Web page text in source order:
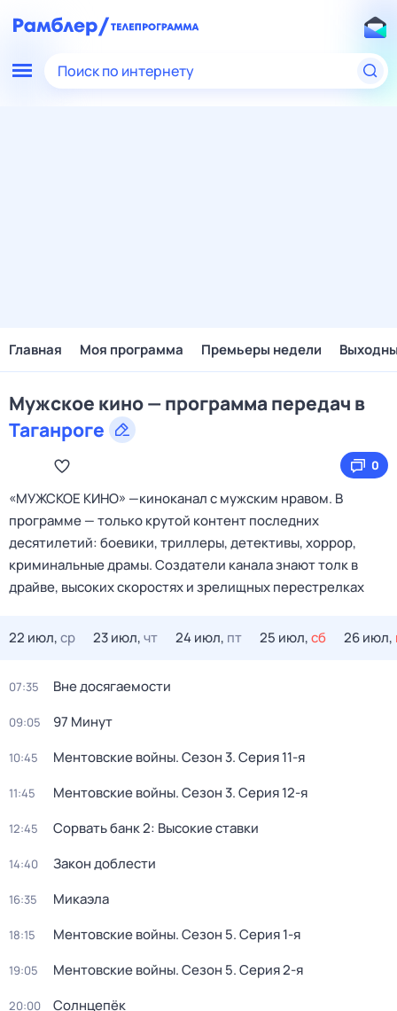
Поиск по интернету
Главная Моя программа Премьеры недели
Мужское кино — программа передач в
Таганроге
0
«МУЖСКОЕ КИНО» —киноканал с мужским нравом. В
программе — только крутой контент последних
десятилетий: боевики, триллеры, детективы, хоррор,
криминальные драмы. Создатели канала знают толк в
драйве, высоких скоростях и зрелищных перестрелках
22 июл,ср 23 июл,чт 24 июл, пт 25 июл,сб 26 июл,
07:35 Вне досягаемости
09:05 97 Минут
10:45 Ментовские войны. Сезон 3. Серия 11-я
11:45 Ментовские войны. Сезон 3. Серия 12-я
12:45 Сорвать банк 2: Высокие ставки
14:40 Закон доблести
16:35 Микаэла
18:15 Ментовские войны. Сезон 5. Серия 1-я
19:05 Ментовские войны. Сезон 5. Серия 2-я
20:00 Солнцепёк